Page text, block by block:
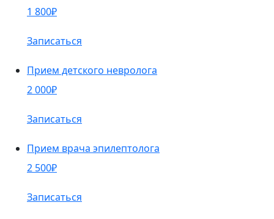
1 800₽
Записаться
Прием детского невролога
2 000₽
Записаться
Прием врача эпилептолога
2 500₽
Записаться